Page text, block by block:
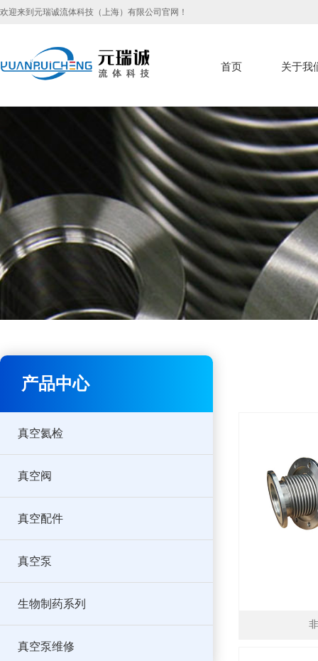
欢迎来到元瑞诚流体科技（上海）有限公司官网！
首页 关于我
产品中心
真空氦检
真空阀
真空配件
真空泵
生物制药系列
真空泵维修